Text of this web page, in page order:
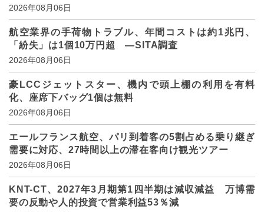
2026年08月06日
航空業界の手荷物トラブル、年間コストは約1兆円、
「紛失」は1個10万円超 ―SITA調査
2026年08月06日
豪LCCジェットスター、機内で頭上棚の利用を有料
化、座席下バッグ1個は無料
2026年08月06日
エールフランス航空、パリ到着客の5割占める乗り継ぎ
需要に対応、27時間以上の滞在客向け観光ツアー
2026年08月06日
KNT-CT、2027年3月期第1四半期は減収減益 万博需
要の反動や人的投資で営業利益53％減